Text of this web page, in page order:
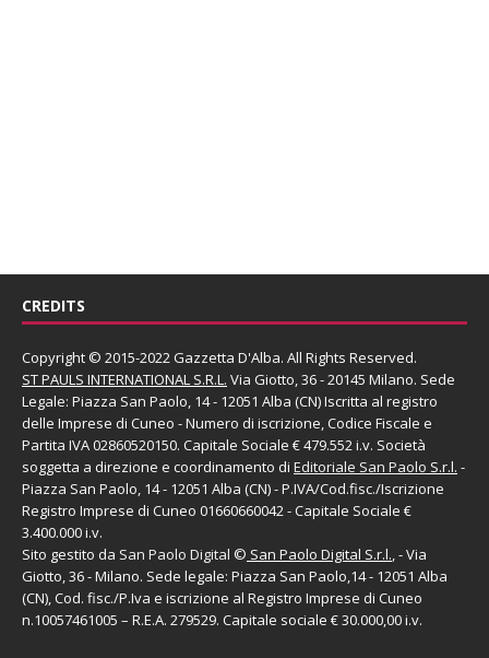
CREDITS
Copyright © 2015-2022 Gazzetta D'Alba. All Rights Reserved.
ST PAULS INTERNATIONAL S.R.L. Via Giotto, 36 - 20145 Milano. Sede
Legale: Piazza San Paolo, 14 - 12051 Alba (CN) Iscritta al registro
delle Imprese di Cuneo - Numero di iscrizione, Codice Fiscale e
Partita IVA 02860520150. Capitale Sociale € 479.552 i.v. Società
soggetta a direzione e coordinamento di Editoriale San Paolo S.r.l. -
Piazza San Paolo, 14 - 12051 Alba (CN) - P.IVA/Cod.fisc./Iscrizione
Registro Imprese di Cuneo 01660660042 - Capitale Sociale €
3.400.000 i.v.
Sito gestito da San Paolo Digital © San Paolo Digital S.r.l., - Via
Giotto, 36 - Milano. Sede legale: Piazza San Paolo,14 - 12051 Alba
(CN), Cod. fisc./P.Iva e iscrizione al Registro Imprese di Cuneo
n.10057461005 – R.E.A. 279529. Capitale sociale € 30.000,00 i.v.